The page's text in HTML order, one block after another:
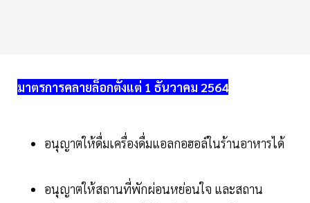
มาตรการคลายล็อกตั้งแต่ 1 ธันวาคม 2564
อนุญาตให้ดื่มเครื่องดื่มแอลกอฮอล์ในร้านอาหารได้
อนุญาตให้สถานที่พักผ่อนหย่อนใจ และสถาน